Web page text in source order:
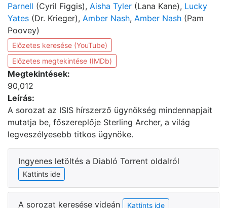
Parnell (Cyril Figgis), Aisha Tyler (Lana Kane), Lucky
Yates (Dr. Krieger), Amber Nash, Amber Nash (Pam
Poovey)
Előzetes keresése (YouTube)
Előzetes megtekintése (IMDb)
Megtekintések:
90,012
Leírás:
A sorozat az ISIS hírszerző ügynökség mindennapjait
mutatja be, főszereplője Sterling Archer, a világ
legveszélyesebb titkos ügynöke.
Ingyenes letöltés a Diabló Torrent oldalról
Kattints ide
A sorozat keresése videán Kattints ide